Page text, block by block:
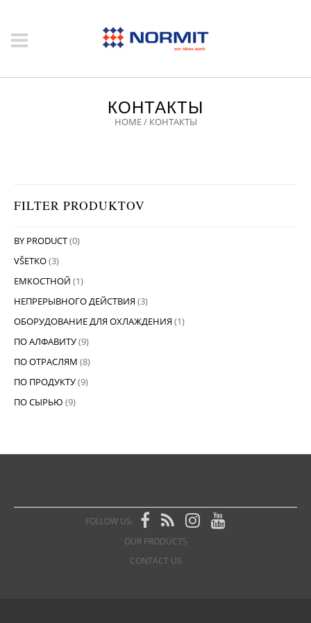
КОНТАКТЫ
HOME/ КОНТАКТЫ
FILTER PRODUKTOV
BY PRODUCT(0)
VŠETKO(3)
ЕМКОСТНОЙ (1)
НЕПРЕРЫВНОГО ДЕЙСТВИЯ (3)
ОБОРУДОВАНИЕ ДЛЯ ОХЛАЖДЕНИЯ (1)
ПО АЛФАВИТУ(9)
ПО ОТРАСЛЯМ (8)
ПО ПРОДУКТУ(9)
ПО СЫРЬЮ (9)
FOLLOW US:
OUR PRODUCTS
CONTACT US